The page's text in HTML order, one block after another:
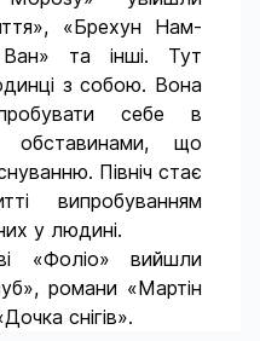
«Брехун Нам-
та інші. Тут
з собою. Вона
себе в
обставинами, що
Північ стає
випробуванням
у людині.
«Фоліо» вийшли
романи «Мартін
снігів».